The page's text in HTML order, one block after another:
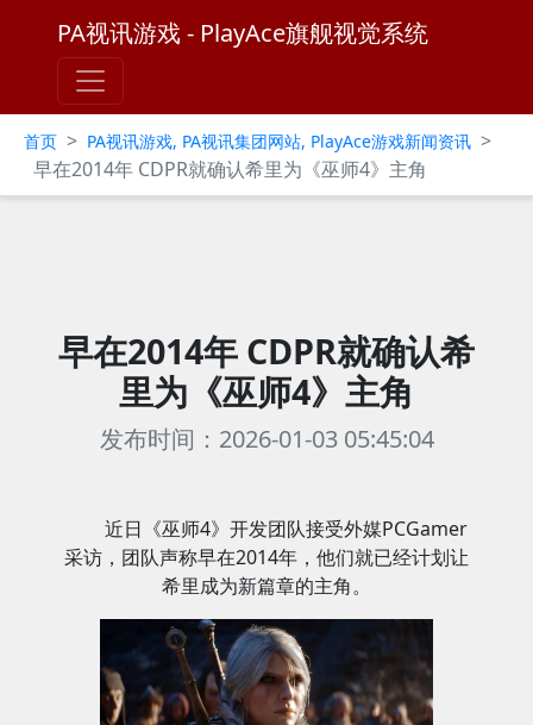
PA视讯游戏 - PlayAce旗舰视觉系统
首页 > PA视讯游戏, PA视讯集团网站, PlayAce游戏新闻资讯 >
早在2014年 CDPR就确认希里为《巫师4》主角
早在2014年 CDPR就确认希
里为《巫师4》主角
发布时间：2026-01-03 05:45:04
近日《巫师4》开发团队接受外媒PCGamer
采访，团队声称早在2014年，他们就已经计划让
希里成为新篇章的主角。